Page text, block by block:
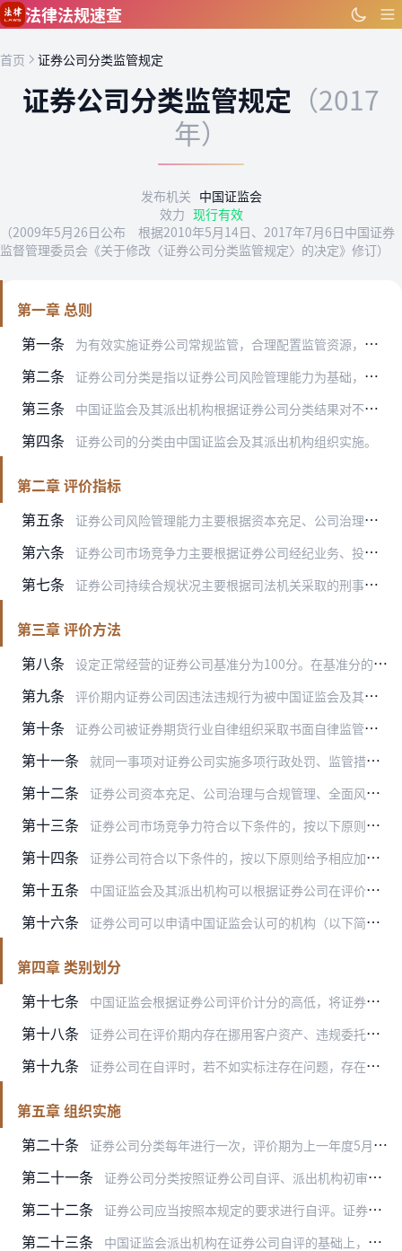
跳到主要内容
法律法规速查
首页 证券公司分类监管规定
证券公司分类监管规定 （2017
年）
发布机关 中国证监会
效力 现行有效
（2009年5月26日公布 根据2010年5月14日、2017年7月6日中国证券
监督管理委员会《关于修改〈证券公司分类监管规定〉的决定》修订）
第一章 总则
第一条
为有效实施证券公司常规监管，合理配置监管资源，提高监管效率，促进证券公司持续规范发展，根据《证券法》、《证券公司监督管理条例》等有关法律、行政法规的规定，制定本…
第二条 证券公司分类是指以证券公司风险管理能力为基础，结合公司市场竞争力和持续合规状况，按照本规定评价和确定证券公司的类别。
第三条 中国证监会及其派出机构根据证券公司分类结果对不同类别的证券公司实施区别对待的监管政策。
第四条 证券公司的分类由中国证监会及其派出机构组织实施。
第二章 评价指标
第五条
证券公司风险管理能力主要根据资本充足、公司治理与合规管理、全面风险管理、信息系统安全、客户权益保护、信息披露等6类评价指标，按照《证券公司风险管理能力评价指标与…
第六条 证券公司市场竞争力主要根据证券公司经纪业务、投行业务、资产管理业务、综合实力、创新能力等方面的情况进行评价。
第七条 证券公司持续合规状况主要根据司法机关采取的刑事处罚措施，中国证监会及其派出机构采取的行政处罚措施、监管措施及证券期货行业自律组织纪律处分、自律监管措施的情况进行…
第三章 评价方法
第八条
设定正常经营的证券公司基准分为100分。在基准分的基础上，根据证券公司风险管理能力评价指标与标准、市场竞争力、持续合规状况等方面情况，进行相应加分或扣分以确定证…
第九条 评价期内证券公司因违法违规行为被中国证监会及其派出机构实施行政处罚、监管措施或者被司法机关刑事处罚的，按以下原则给予相应扣分：
第十条 证券公司被证券期货行业自律组织采取书面自律监管措施的，每次扣0.25分；被采取纪律处分的，每次扣0.5分；证券公司被中国证监会授权履行相关职责的单位采取措施的，…
第十一条 就同一事项对证券公司实施多项行政处罚、监管措施、纪律处分、自律监管措施的，按最高分值扣分，不重复扣分，但因限期整改不到位再次被实施行政处罚、监管措施、纪律处分、…
第十二条 证券公司资本充足、公司治理与合规管理、全面风险管理、信息系统安全、客户权益保护和信息披露等6类评价指标存在一定问题，按具体评价标准每项扣0.5分。如已被采取监管…
第十三条 证券公司市场竞争力符合以下条件的，按以下原则给予相应加分：
第十四条 证券公司符合以下条件的，按以下原则给予相应加分：
第十五条 中国证监会及其派出机构可以根据证券公司在评价期内落实专项监管工作情况，对证券公司的评价计分进行调整，每项最高可加或扣3分。
第十六条 证券公司可以申请中国证监会认可的机构（以下简称专业评价机构）组织专家对其专业管理能力、信息技术系统的稳定与安全、客户服务与管理水平、投资者教育等方面进行专业评价…
第四章 类别划分
第十七条
中国证监会根据证券公司评价计分的高低，将证券公司分为A（AAA、AA、A）、B（BBB、BB、B）、C（CCC、CC、C）、D、E等5大类11个级别。
第十八条 证券公司在评价期内存在挪用客户资产、违规委托理财、财务信息虚假、恶意规避监管或股东虚假出资、抽逃出资等违法违规行为的，将公司分类结果下调3个级别；情节严重的，将…
第十九条 证券公司在自评时，若不如实标注存在问题，存在遗漏、隐瞒等情况，将在应扣分事项上加倍扣分；自评时存在隐瞒重大事项或者报送、提供的信息和资料有虚假记载、误导性陈述或…
第五章 组织实施
第二十条
证券公司分类每年进行一次，评价期为上一年度5月1日至本年度4月30日，涉及的财务数据、业务数据原则上以上一年度经审计报表及中国证券业协会公布的信息为准。
第二十一条 证券公司分类按照证券公司自评、派出机构初审、中国证监会复核的程序进行。
第二十二条 证券公司应当按照本规定的要求进行自评。证券公司应结合自身情况，对照评价指标与标准，如实反映存在的问题及被采取的监管措施，经公司主要负责人和合规负责人签署确认后，…
第二十三条 中国证监会派出机构在证券公司自评的基础上，根据日常监管掌握的情况，对证券公司自评结果进行初审和评价计分，将初审结果上报中国证监会。